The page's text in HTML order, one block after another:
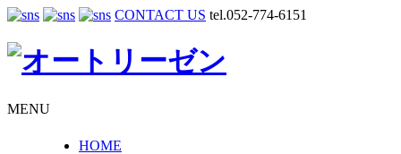
CONTACT US tel.052-774-6151
MENU
HOME